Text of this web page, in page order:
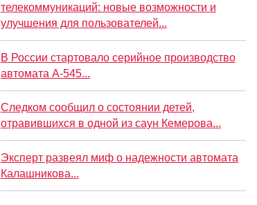
телекоммуникаций: новые возможности и
улучшения для пользователей...
В России стартовало серийное производство
автомата А-545...
Следком сообщил о состоянии детей,
отравившихся в одной из саун Кемерова...
Эксперт развеял миф о надежности автомата
Калашникова...